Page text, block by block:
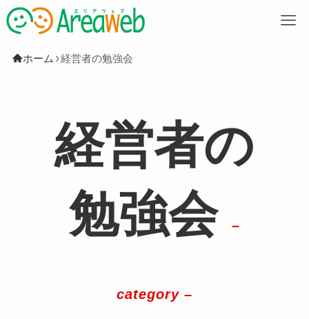
ホーム 経営者の勉強会
経営者の
勉強会
–
category –